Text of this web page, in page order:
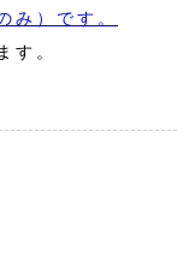
み）です。
す。